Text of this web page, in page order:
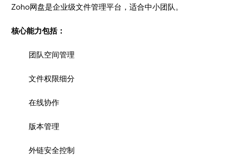
Zoho网盘是企业级文件管理平台，适合中小团队。
核心能力包括：
团队空间管理
文件权限细分
在线协作
版本管理
外链安全控制